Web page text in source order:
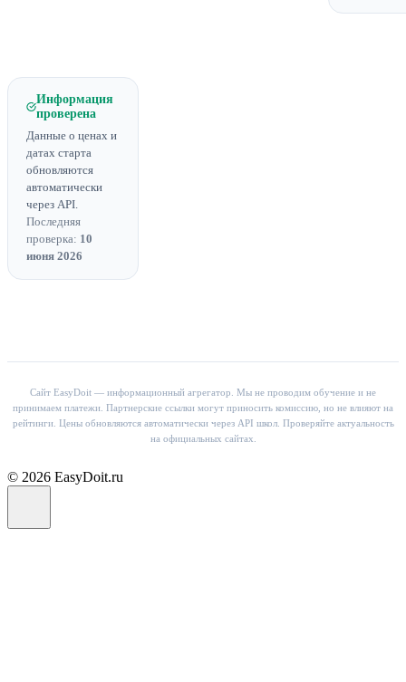
Информация
проверена
Данные о ценах и
датах старта
обновляются
автоматически
через API.
Последняя
проверка: 10
июня 2026
Сайт EasyDoit — информационный агрегатор. Мы не проводим обучение и не
принимаем платежи. Партнерские ссылки могут приносить комиссию, но не влияют на
рейтинги. Цены обновляются автоматически через API школ. Проверяйте актуальность
на официальных сайтах.
© 2026 EasyDoit.ru